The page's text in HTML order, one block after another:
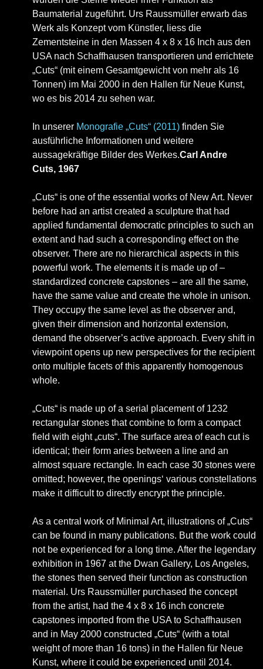
Baumaterial zugeführt. Urs Raussmüller erwarb das
Werk als Konzept vom Künstler, liess die
Zementsteine in den Massen 4 x 8 x 16 Inch aus den
USA nach Schaffhausen transportieren und errichtete
„Cuts“ (mit einem Gesamtgewicht von mehr als 16
Tonnen) im Mai 2000 in den Hallen für Neue Kunst,
wo es bis 2014 zu sehen war.
In unserer Monografie „Cuts“ (2011) finden Sie
ausführliche Informationen und weitere
aussagekräftige Bilder des Werkes.Carl Andre
Cuts, 1967
„Cuts“ is one of the essential works of New Art. Never
before had an artist created a sculpture that had
applied fundamental democratic principles to such an
extent and had such a corresponding effect on the
observer. There are no hierarchical aspects in this
powerful work. The elements it is made up of –
standardized concrete capstones – are all the same,
have the same value and create the whole in unison.
They occupy the same level as the observer and,
given their dimension and horizontal extension,
demand the observer’s active approach. Every shift in
viewpoint opens up new perspectives for the recipient
onto multiple facets of this apparently homogenous
whole.
„Cuts“ is made up of a serial placement of 1232
rectangular stones that combine to form a compact
field with eight „cuts“. The surface area of each cut is
identical; their form aries between a line and an
almost square rectangle. In each case 30 stones were
omitted; however, the openings‘ various constellations
make it difficult to directly encrypt the principle.
As a central work of Minimal Art, illustrations of „Cuts“
can be found in many publications. But the work could
not be experienced for a long time. After the legendary
exhibition in 1967 at the Dwan Gallery, Los Angeles,
the stones then served their function as construction
material. Urs Raussmüller purchased the concept
from the artist, had the 4 x 8 x 16 inch concrete
capstones imported from the USA to Schaffhausen
and in May 2000 constructed „Cuts“ (with a total
weight of more than 16 tons) in the Hallen für Neue
Kunst, where it could be experienced until 2014.